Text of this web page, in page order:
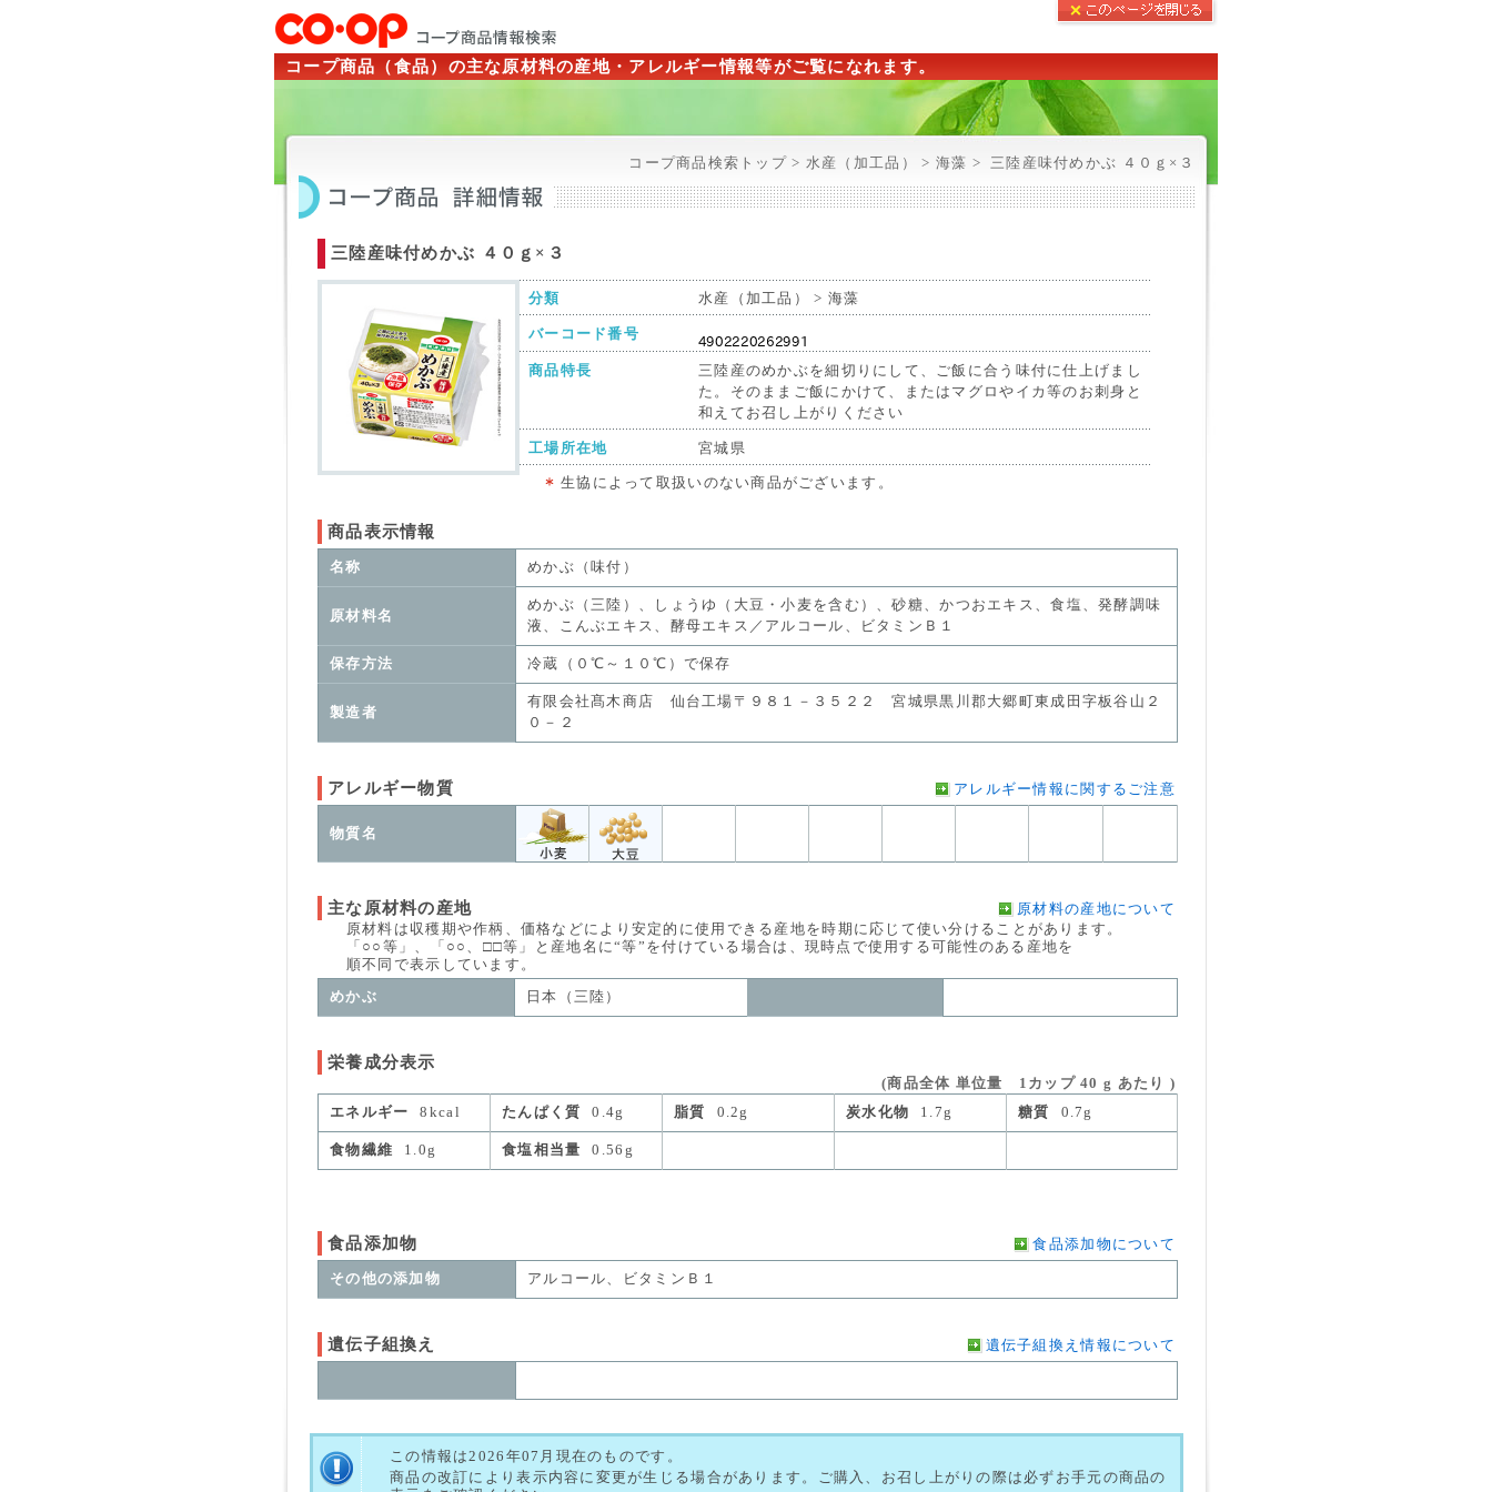
コープ商品（食品）の主な原材料の産地・アレルギー情報等がご覧になれます。
コープ商品検索トップ > 水産（加工品） > 海藻 > 三陸産味付めかぶ ４０ｇ×３
三陸産味付めかぶ ４０ｇ×３
分類 水産（加工品） > 海藻
バーコード番号
商品特長
三陸産のめかぶを細切りにして、ご飯に合う味付に仕上げまし
た。そのままご飯にかけて、またはマグロやイカ等のお刺身と
和えてお召し上がりください
工場所在地 宮城県
生協によって取扱いのない商品がございます。
商品表示情報
名称 めかぶ（味付）
原材料名
めかぶ（三陸）、しょうゆ（大豆・小麦を含む）、砂糖、かつおエキス、食塩、発酵調味
液、こんぶエキス、酵母エキス／アルコール、ビタミンＢ１
保存方法 冷蔵（０℃～１０℃）で保存
製造者
有限会社髙木商店 仙台工場〒９８１－３５２２ 宮城県黒川郡大郷町東成田字板谷山２
０－２
アレルギー物質 アレルギー情報に関するご注意
物質名
主な原材料の産地
原材料の産地について
原材料は収穫期や作柄、価格などにより安定的に使用できる産地を時期に応じて使い分けることがあります。
「○○等」、「○○、□□等」と産地名に“等”を付けている場合は、現時点で使用する可能性のある産地を
順不同で表示しています。
めかぶ 日本（三陸）
栄養成分表示
(商品全体 単位量 1カップ 40 g あたり )
エネルギー
8kcal たんぱく質 0.4g 脂質 0.2g 炭水化物 1.7g 糖質 0.7g
食物繊維 1.0g 食塩相当量 0.56g
食品添加物 食品添加物について
その他の添加物 アルコール、ビタミンＢ１
遺伝子組換え 遺伝子組換え情報について
この情報は2026年07月現在のものです。
商品の改訂により表示内容に変更が生じる場合があります。ご購入、お召し上がりの際は必ずお手元の商品の